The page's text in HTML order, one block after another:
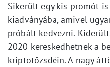
Sikerült egy kis promót is
kiadványába, amivel
próbált kedvezni.
2020 kereskedhetnek a
kriptotőzsdéin. A nagy